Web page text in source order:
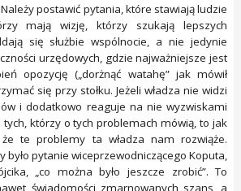
postawić pytania, które stawiają ludzie
mają wizję, którzy szukają lepszych
się służbie wspólnocie, a nie jedynie
urzędowych, gdzie najważniejsze jest
opozycję („dorżnąć watahę” jak mówił
się przy stołku. Jeżeli władza nie widzi
i dodatkowo reaguje na nie wyzwiskami
którzy o tych problemach mówią, to jak
te problemy ta władza nam rozwiąże.
było pytanie wiceprzewodniczącego Koputa,
„co można było jeszcze zrobić”. To
świadomości zmarnowanych szans, a